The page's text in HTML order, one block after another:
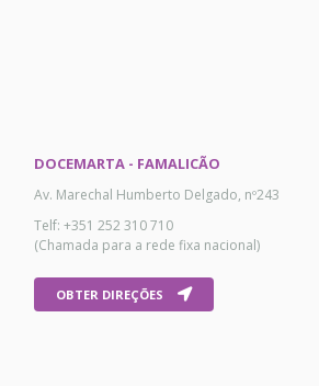
DOCEMARTA - FAMALICÃO
Av. Marechal Humberto Delgado, nº243
Telf: +351 252 310 710
(Chamada para a rede fixa nacional)
OBTER DIREÇÕES